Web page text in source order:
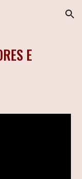
Skip to navigation
E